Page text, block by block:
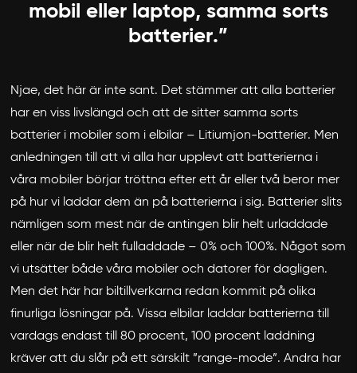
mobil eller laptop, samma sorts
batterier.”
Njae, det här är inte sant. Det stämmer att alla batterier
har en viss livslängd och att de sitter samma sorts
batterier i mobiler som i elbilar – Litiumjon-batterier. Men
anledningen till att vi alla har upplevt att batterierna i
våra mobiler börjar tröttna efter ett år eller två beror mer
på hur vi laddar dem än på batterierna i sig. Batterier slits
nämligen som mest när de antingen blir helt urladdade
eller när de blir helt fulladdade – 0% och 100%. Något som
vi utsätter både våra mobiler och datorer för dagligen.
Men det här har biltillverkarna redan kommit på olika
finurliga lösningar på. Vissa elbilar laddar batterierna till
vardags endast till 80 procent, 100 procent laddning
kräver att du slår på ett särskilt ”range-mode”. Andra har